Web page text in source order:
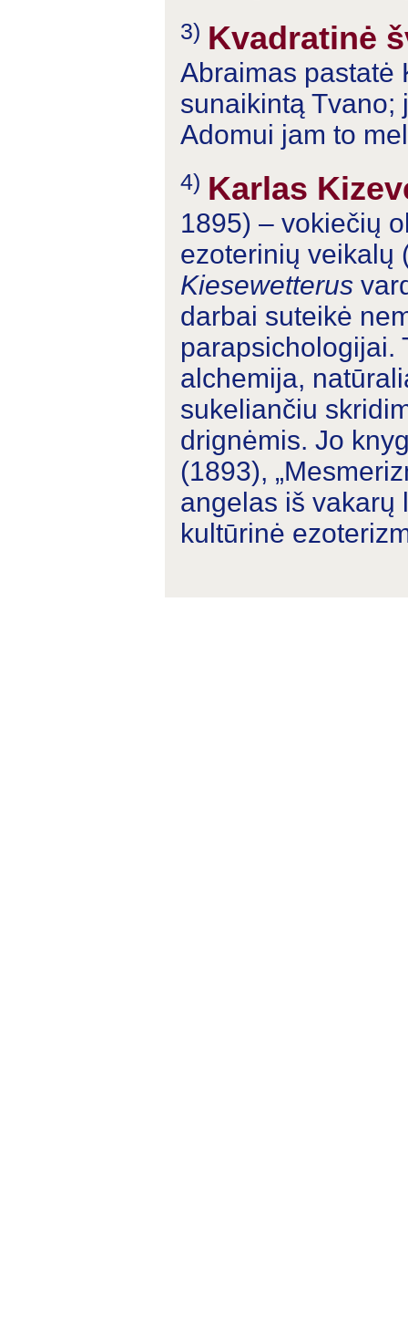
3) Kvadratinė
Abraimas pastatė
sunaikintą Tvano;
Adomui jam to
4) Karlas
1895) – vokiečių
ezoterinių veikalų
Kiesewetterus
darbai suteikė
parapsichologijai.
alchemija,
sukeliančiu
drignėmis. Jo
(1893),
angelas iš vakarų
kultūrinė